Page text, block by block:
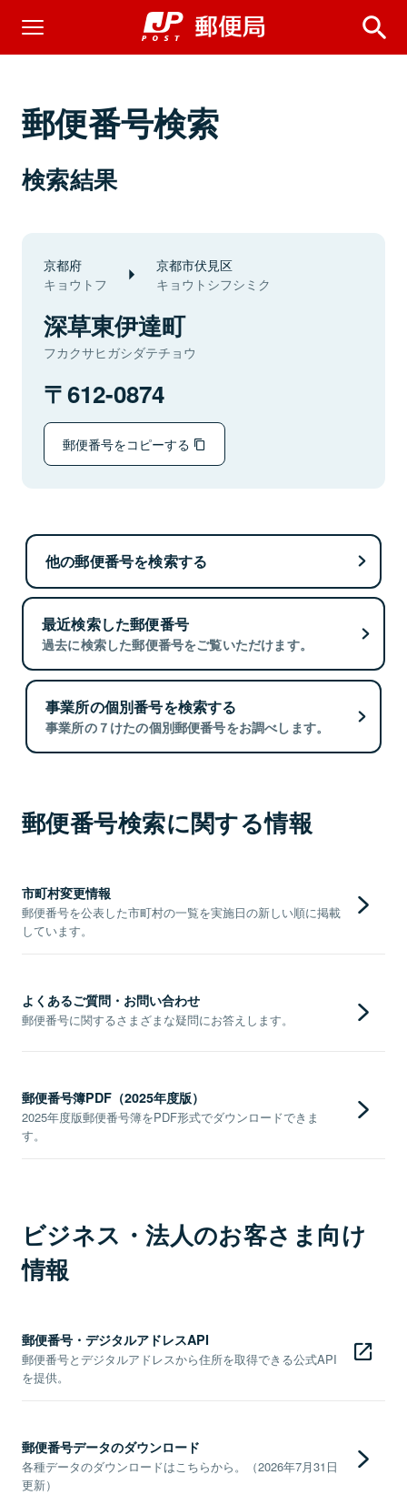
郵便番号検索
検索結果
京都府
キョウトフ
京都市伏見区
キョウトシフシミク
深草東伊達町
フカクサヒガシダテチョウ
612-0874
郵便番号をコピーする
他の郵便番号を検索する
最近検索した郵便番号
過去に検索した郵便番号をご覧いただけます。
事業所の個別番号を検索する
事業所の７けたの個別郵便番号をお調べします。
郵便番号検索に関する情報
市町村変更情報
郵便番号を公表した市町村の一覧を実施日の新しい順に掲載
しています。
よくあるご質問・お問い合わせ
郵便番号に関するさまざまな疑問にお答えします。
郵便番号簿PDF（2025年度版）
2025年度版郵便番号簿をPDF形式でダウンロードできま
す。
ビジネス・法人のお客さま向け
情報
郵便番号・デジタルアドレスAPI
郵便番号とデジタルアドレスから住所を取得できる公式API
を提供。
郵便番号データのダウンロード
各種データのダウンロードはこちらから。（2026年7月31日
更新）